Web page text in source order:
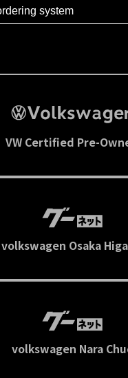
system
VW Certified Pre-
volkswagen Osaka
volkswagen Nara